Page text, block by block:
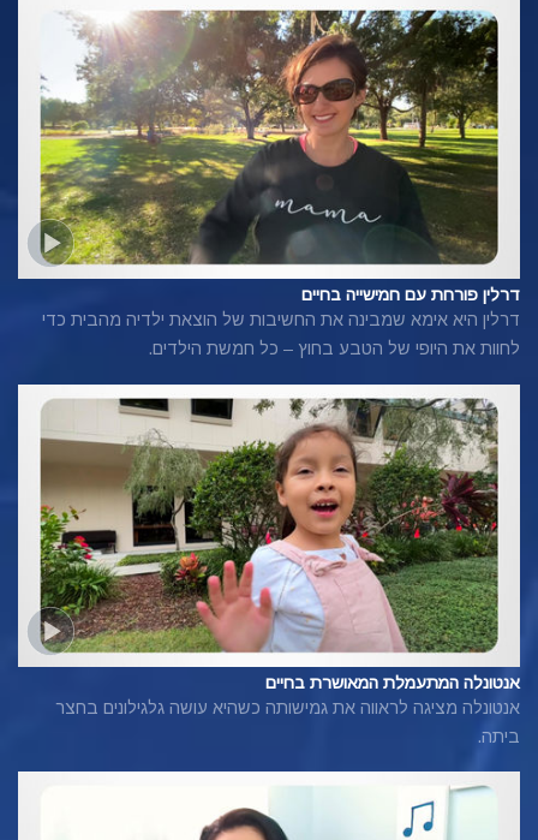
דרלין פורחת עם חמישייה בחיים
דרלין היא אימא שמבינה את החשיבות של הוצאת ילדיה מהבית כדי
לחוות את היופי של הטבע בחוץ – כל חמשת הילדים.
אנטונלה המתעמלת המאושרת בחיים
אנטונלה מציגה לראווה את גמישותה כשהיא עושה גלגילונים בחצר
ביתה.